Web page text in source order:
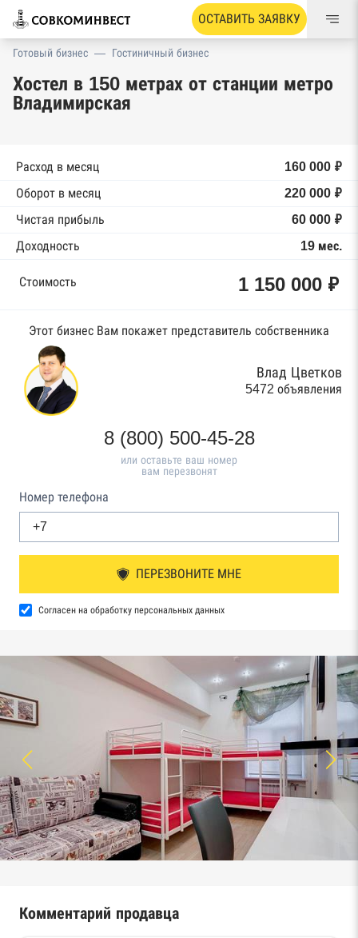
ОСТАВИТЬ ЗАЯВКУ
Готовый бизнес — Гостиничный бизнес
Хостел в 150 метрах от станции метро
Владимирская
Расход в месяц
160 000 ₽
Оборот в месяц
220 000 ₽
Чистая прибыль
60 000 ₽
Доходность
19 мес.
Стоимость 1 150 000 ₽
Этот бизнес Вам покажет представитель собственника
Влад Цветков
5472 объявления
8 (800) 500-45-28
или оставьте ваш номер
вам перезвонят
Номер телефона
ПЕРЕЗВОНИТЕ МНЕ
Согласен на обработку персональных данных
Комментарий продавца